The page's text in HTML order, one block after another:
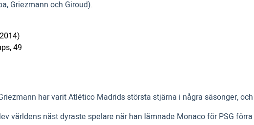
Griezmann och Giroud).
49
har varit Atlético Madrids största stjärna i några säsonger,
världens näst dyraste spelare när han lämnade Monaco för PSG